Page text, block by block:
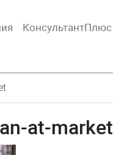
КонсультантПлюс
at-market